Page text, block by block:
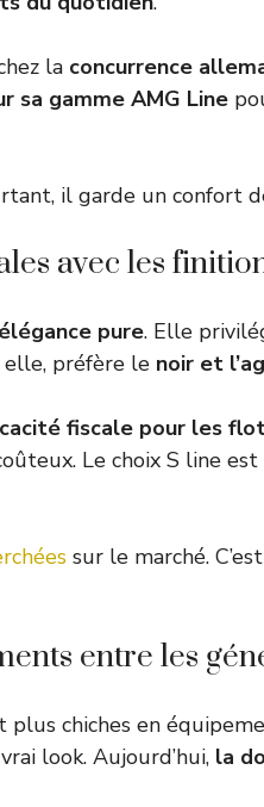
la concurrence
sa gamme AMG Line
il garde un confort
avec les
élégance pure. Elle
elle, préfère le noir et
fiscale pour les
Le choix S line
sur le marché.
entre les
plus chiches en
look. Aujourd’hui, la